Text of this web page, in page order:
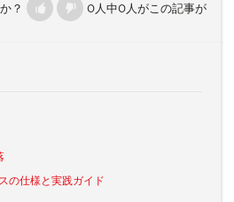
？
0人中0人がこの記事が
の仕様と実践ガイド